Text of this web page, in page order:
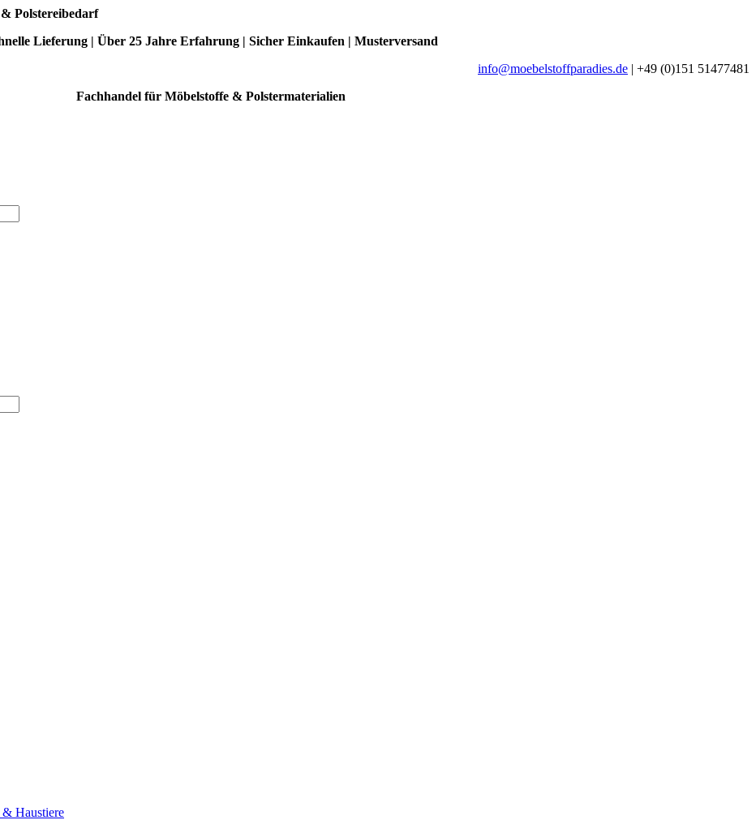
Polstereibedarf
Lieferung | Über 25 Jahre Erfahrung | Sicher Einkaufen | Musterversand
info@moebelstoffparadies.de | +49 (0)151 51477481
Fachhandel für Möbelstoffe & Polstermaterialien
Haustiere